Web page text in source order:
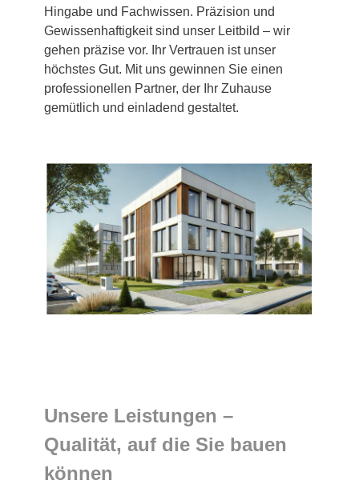
Hingabe und Fachwissen. Präzision und
Gewissenhaftigkeit sind unser Leitbild – wir
gehen präzise vor. Ihr Vertrauen ist unser
höchstes Gut. Mit uns gewinnen Sie einen
professionellen Partner, der Ihr Zuhause
gemütlich und einladend gestaltet.
Unsere Leistungen –
Qualität, auf die Sie bauen
können